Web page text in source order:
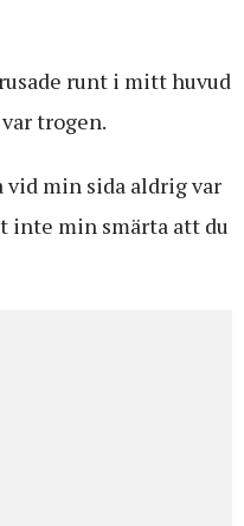
runt i mitt huvud
trogen.
vid min sida aldrig var
inte min smärta att du